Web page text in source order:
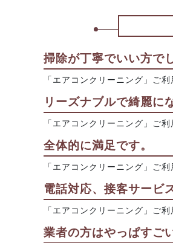
掃除が丁寧でいい方で
「エアコンクリーニング」ご
リーズナブルで綺麗に
「エアコンクリーニング」ご
全体的に満足です。
「エアコンクリーニング」ご
電話対応、接客サービ
「エアコンクリーニング」ご
業者の方はやっぱすご